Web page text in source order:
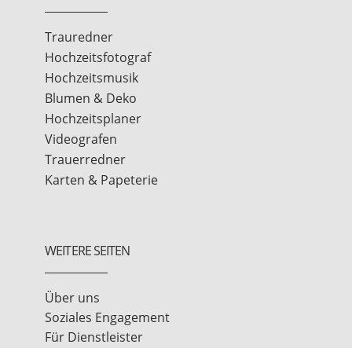
Trauredner
Hochzeitsfotograf
Hochzeitsmusik
Blumen & Deko
Hochzeitsplaner
Videografen
Trauerredner
Karten & Papeterie
WEITERE SEITEN
Über uns
Soziales Engagement
Für Dienstleister